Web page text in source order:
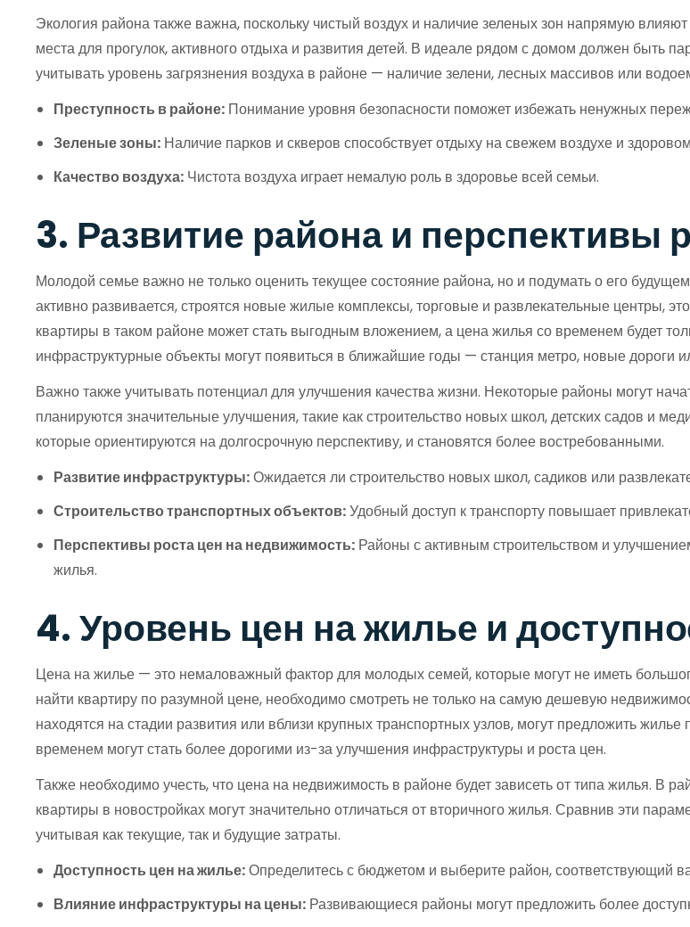
Экология района также важна, поскольку чистый воздух и наличие зеленых зон напрямую
места для прогулок, активного отдыха и развития детей. В идеале рядом с домом должен быть
учитывать уровень загрязнения воздуха в районе — наличие зелени, лесных массивов или
Преступность в районе: Понимание уровня безопасности поможет избежать ненужных
Зеленые зоны: Наличие парков и скверов способствует отдыху на свежем воздухе и
Качество воздуха: Чистота воздуха играет немалую роль в здоровье всей семьи.
3. Развитие района и перспективы
Молодой семье важно не только оценить текущее состояние района, но и подумать о его
активно развивается, строятся новые жилые комплексы, торговые и развлекательные центры,
квартиры в таком районе может стать выгодным вложением, а цена жилья со временем будет
инфраструктурные объекты могут появиться в ближайшие годы — станция метро, новые дороги
Важно также учитывать потенциал для улучшения качества жизни. Некоторые районы могут
планируются значительные улучшения, такие как строительство новых школ, детских садов и
которые ориентируются на долгосрочную перспективу, и становятся более востребованными.
Развитие инфраструктуры:Ожидается ли строительство новых школ, садиков или
Строительство транспортных объектов:Удобный доступ к транспорту повышает
Перспективы роста цен на недвижимость: Районы с активным строительством и
жилья.
4. Уровень цен на жилье и
Цена на жилье — это немаловажный фактор для молодых семей, которые могут не иметь
найти квартиру по разумной цене, необходимо смотреть не только на самую дешевую
находятся на стадии развития или вблизи крупных транспортных узлов, могут предложить
временем могут стать более дорогими из-за улучшения инфраструктуры и роста цен.
Также необходимо учесть, что цена на недвижимость в районе будет зависеть от типа жилья. В
квартиры в новостройках могут значительно отличаться от вторичного жилья. Сравнив эти
учитывая как текущие, так и будущие затраты.
Доступность цен на жилье:Определитесь с бюджетом и выберите район, соответствующий
Влияние инфраструктуры на цены: Развивающиеся районы могут предложить более